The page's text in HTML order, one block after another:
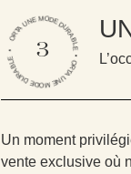
3
ORTA UNE MODE DURABLE • ORTA UNE MODE DURABLE •
Un moment
vente exclusive où